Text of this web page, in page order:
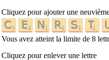
Cliquez pour ajouter une
Vous avez atteint la limite de 8
Cliquez pour enlever une lettre